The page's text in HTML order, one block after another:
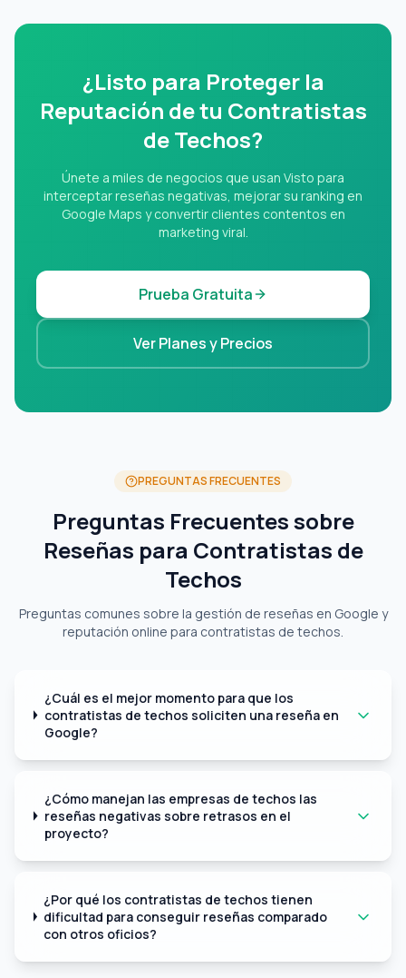
¿Listo para Proteger la
Reputación de tu Contratistas
de Techos?
Únete a miles de negocios que usan Visto para
interceptar reseñas negativas, mejorar su ranking en
Google Maps y convertir clientes contentos en
marketing viral.
Prueba Gratuita
Ver Planes y Precios
PREGUNTAS FRECUENTES
Preguntas Frecuentes sobre
Reseñas para Contratistas de
Techos
Preguntas comunes sobre la gestión de reseñas en Google y
reputación online para contratistas de techos.
¿Cuál es el mejor momento para que los
contratistas de techos soliciten una reseña en
Google?
¿Cómo manejan las empresas de techos las
reseñas negativas sobre retrasos en el
proyecto?
¿Por qué los contratistas de techos tienen
dificultad para conseguir reseñas comparado
con otros oficios?